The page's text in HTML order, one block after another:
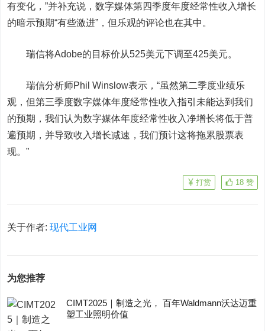
有变化，”并补充说，数字媒体第四季度年度经常性收入增长
的暗示预期“有些激进”，但乐观的评论也在其中。
瑞信将Adobe的目标价从525美元下调至425美元。
瑞信分析师Phil Winslow表示，“虽然第二季度业绩乐
观，但第三季度数字媒体年度经常性收入指引未能达到我们
的预期，我们认为数字媒体年度经常性收入净增长将低于普
遍预期，并导致收入增长减速，我们预计这将拖累股票表
现。”
18 赞
打赏
关于作者:现代工业网
为您推荐
CIMT2025｜制造之光， 百年Waldmann沃达迈重
塑工业照明价值